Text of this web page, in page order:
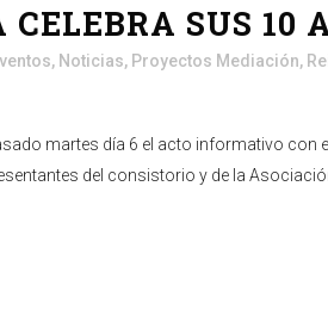
CELEBRA SUS 10
, Noticias, Proyectos Mediación,
martes día 6 el acto informativo
del consistorio y de la Asociación